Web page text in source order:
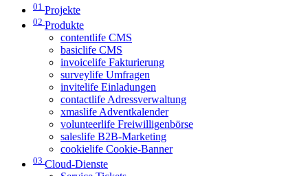
01 Projekte
02 Produkte
contentlife CMS
basiclife CMS
invoicelife Fakturierung
surveylife Umfragen
invitelife Einladungen
contactlife Adressverwaltung
xmaslife Adventkalender
volunteerlife Freiwilligenbörse
saleslife B2B-Marketing
cookielife Cookie-Banner
03 Cloud-Dienste